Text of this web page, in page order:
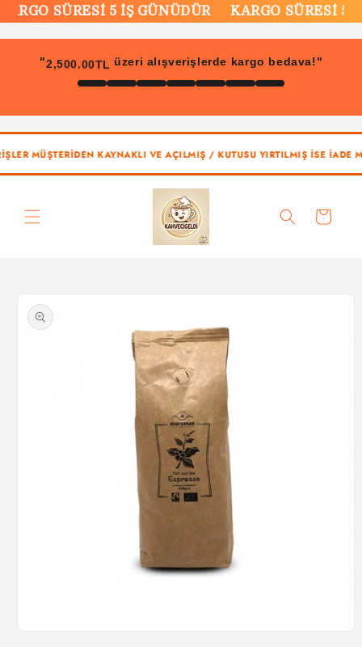
SÜRESİ 5 İŞ GÜNÜDÜR KARGO SÜRESİ 5 İŞ
"2,500.00TL üzeri alışverişlerde kargo bedava!"
İçeriğe
atla
MÜŞTERİDEN KAYNAKLI VE AÇILMIŞ / KUTUSU YIRTILMIŞ İSE İADE
Sepet
bilgisine
atla